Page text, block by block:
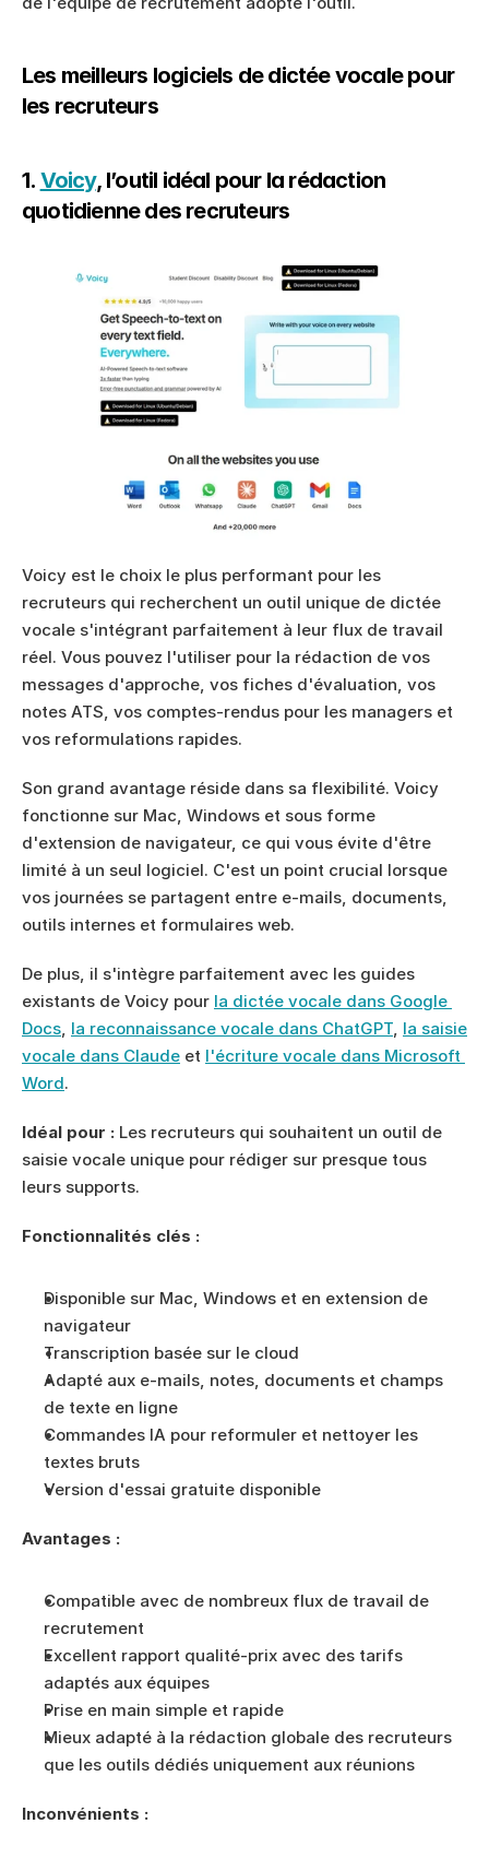
Les meilleurs logiciels de dictée vocale pour
les recruteurs
1. Voicy, l’outil idéal pour la rédaction
quotidienne des recruteurs
Voicy est le choix le plus performant pour les
recruteurs qui recherchent un outil unique de dictée
vocale s'intégrant parfaitement à leur flux de travail
réel. Vous pouvez l'utiliser pour la rédaction de vos
messages d'approche, vos fiches d'évaluation, vos
notes ATS, vos comptes-rendus pour les managers et
vos reformulations rapides.
Son grand avantage réside dans sa flexibilité. Voicy
fonctionne sur Mac, Windows et sous forme
d'extension de navigateur, ce qui vous évite d'être
limité à un seul logiciel. C'est un point crucial lorsque
vos journées se partagent entre e-mails, documents,
outils internes et formulaires web.
De plus, il s'intègre parfaitement avec les guides
existants de Voicy pour la dictée vocale dans Google
Docs, la reconnaissance vocale dans ChatGPT, la saisie
vocale dans Claude et l'écriture vocale dans Microsoft
Word.
Idéal pour : Les recruteurs qui souhaitent un outil de
saisie vocale unique pour rédiger sur presque tous
leurs supports.
Fonctionnalités clés :
Disponible sur Mac, Windows et en extension de
navigateur
Transcription basée sur le cloud
Adapté aux e-mails, notes, documents et champs
de texte en ligne
Commandes IA pour reformuler et nettoyer les
textes bruts
Version d'essai gratuite disponible
Avantages :
Compatible avec de nombreux flux de travail de
recrutement
Excellent rapport qualité-prix avec des tarifs
adaptés aux équipes
Prise en main simple et rapide
Mieux adapté à la rédaction globale des recruteurs
que les outils dédiés uniquement aux réunions
Inconvénients :